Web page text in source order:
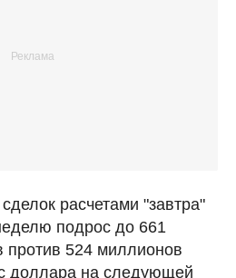
расчетами "завтра"
подрос до 661
524 миллионов
доллара на следующей